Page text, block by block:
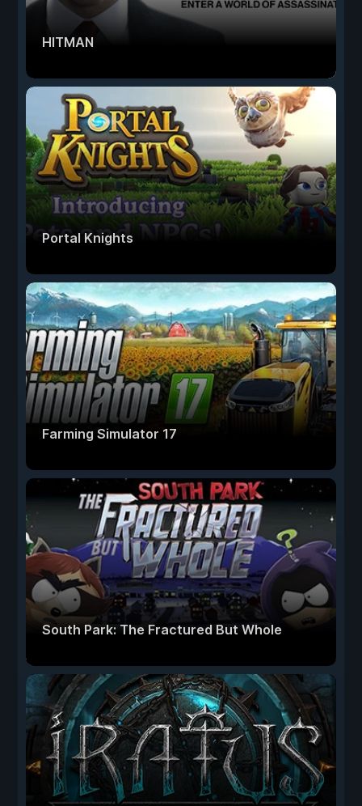
HITMAN
Portal Knights
Farming Simulator 17
South Park: The Fractured But Whole